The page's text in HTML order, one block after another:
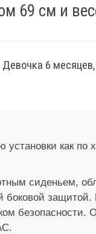
69 см и
6 месяцев,
как по
сиденьем,
безопасности.